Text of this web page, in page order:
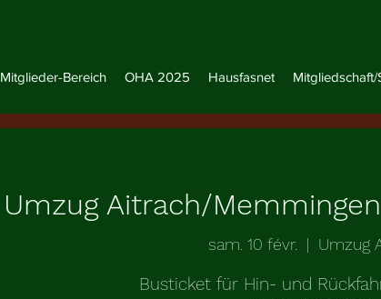
Mitglieder-Bereich OHA 2025 Hausfasnet
Umzug Aitrach/
sam. 10 févr.
  |
Umzug
Busticket für Hin- und